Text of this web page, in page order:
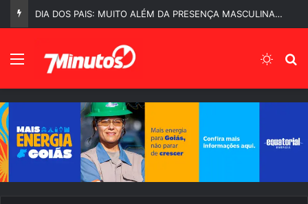
DIA DOS PAIS: MUITO ALÉM DA PRESENÇA MASCULINA…
Menu